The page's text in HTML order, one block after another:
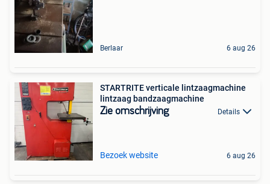
Berlaar 6 aug 26
STARTRITE verticale lintzaagmachine
lintzaag bandzaagmachine
Zie omschrijving Details
Bezoek website 6 aug 26